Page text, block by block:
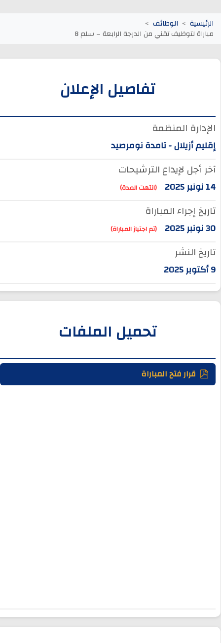
الرئيسية الوظائف
مباراة لتوظيف تقني من الدرجة الرابعة – سلم 8
تفاصيل الإعلان
الإدارة المنظمة
إقليم أزيلال - تامدة نومرصيد
آخر أجل لإيداع الترشيحات
14 نونبر 2025 (انتهت المدة)
تاريخ إجراء المباراة
30 نونبر 2025 (تم اجتياز المباراة)
تاريخ النشر
تحميل الملفات
قرار فتح المباراة